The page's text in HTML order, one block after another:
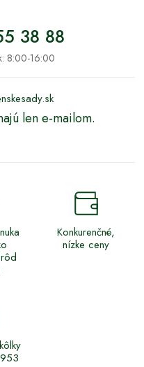
38 88
8:00-16:00
len e-mailom.
Konkurenčné,
nízke ceny